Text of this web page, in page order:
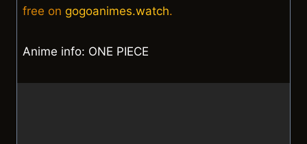
free on gogoanimes.watch.
Anime info: ONE PIECE